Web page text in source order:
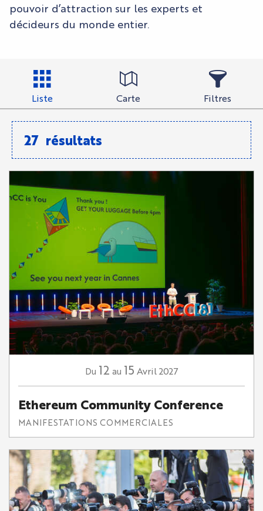
pouvoir d’attraction sur les experts et
décideurs du monde entier.
Liste Carte Filtres
27 résultats
Du 12 au 15 Avril 2027
Ethereum Community Conference
MANIFESTATIONS COMMERCIALES